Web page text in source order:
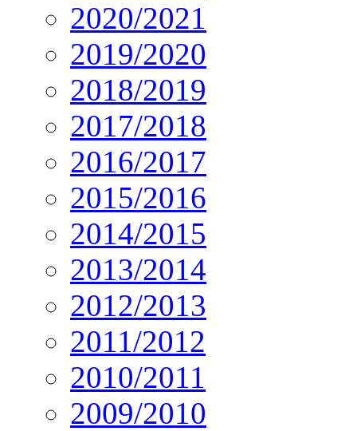
2020/2021
2019/2020
2018/2019
2017/2018
2016/2017
2015/2016
2014/2015
2013/2014
2012/2013
2011/2012
2010/2011
2009/2010